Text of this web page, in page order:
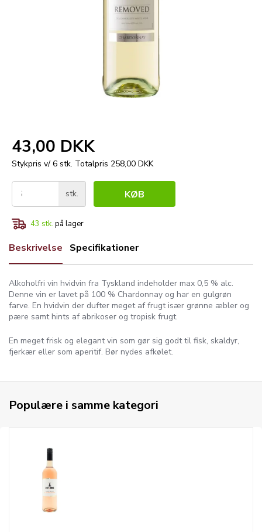
43,00 DKK
Stykpris v/ 6 stk. Totalpris 258,00 DKK
stk. KØB
43 stk. på lager
Beskrivelse Specifikationer
Alkoholfri vin hvidvin fra Tyskland indeholder max 0,5 % alc.
Denne vin er lavet på 100 % Chardonnay og har en gulgrøn
farve. En hvidvin der dufter meget af frugt især grønne æbler og
pære samt hints af abrikoser og tropisk frugt.
En meget frisk og elegant vin som gør sig godt til fisk, skaldyr,
fjerkær eller som aperitif. Bør nydes afkølet.
Populære i samme kategori